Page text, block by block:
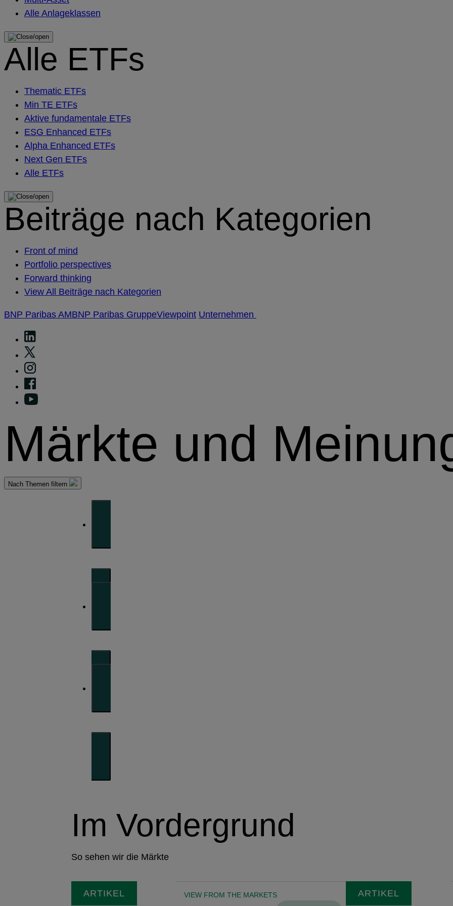
Alle Anlageklassen
Alle ETFs
Thematic ETFs
Min TE ETFs
Aktive fundamentale ETFs
ESG Enhanced ETFs
Alpha Enhanced ETFs
Next Gen ETFs
Alle ETFs
Beiträge nach Kategorien
Front of mind
Portfolio perspectives
Forward thinking
View All Beiträge nach Kategorien
BNP Paribas AMBNP Paribas GruppeViewpoint Unternehmen
Märkte und
Nach Themen filtern
Im Vordergrund
So sehen wir die Märkte
ARTIKEL VIEW FROM THE MARKETS ARTIKEL